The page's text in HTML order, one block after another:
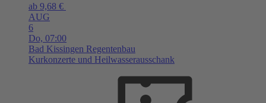
ab 9,68 €
AUG
6
Do, 07:00
Bad Kissingen Regentenbau
Kurkonzerte und Heilwasserausschank